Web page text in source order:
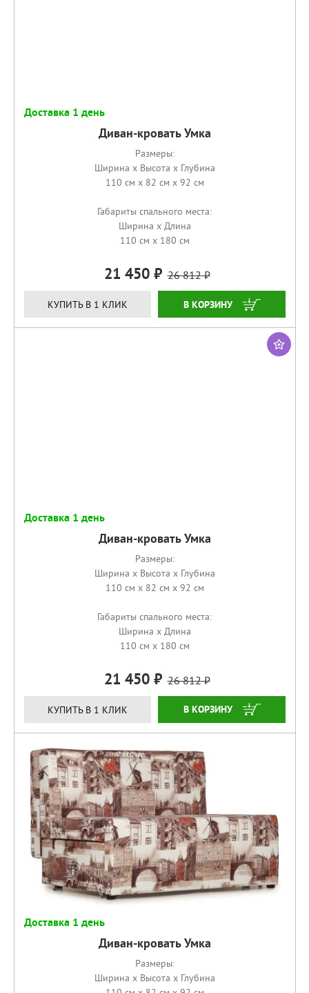
Доставка 1 день
Диван-кровать Умка
Размеры:
Ширина x Высота x Глубина
110 см x 82 см x 92 см
Габариты спального места:
Ширина x Длина
110 см x 180 см
21 450 26 812
КУПИТЬ В 1 КЛИК КУПИТЬ
Доставка 1 день
Диван-кровать Умка
Размеры:
Ширина x Высота x Глубина
110 см x 82 см x 92 см
Габариты спального места:
Ширина x Длина
110 см x 180 см
21 450 26 812
КУПИТЬ В 1 КЛИК КУПИТЬ
Доставка 1 день
Диван-кровать Умка
Размеры:
Ширина x Высота x Глубина